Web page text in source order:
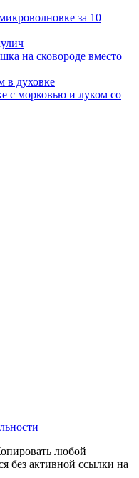
за 10
на сковороде вместо
в духовке
с морковью и луком со
любой
без активной ссылки на